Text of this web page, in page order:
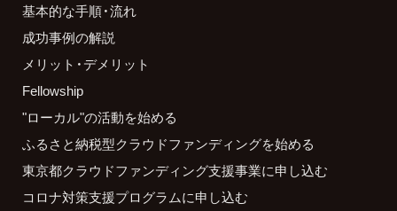
基本的な手順・流れ
成功事例の解説
メリット・デメリット
Fellowship
"ローカル"の活動を始める
ふるさと納税型クラウドファンディングを始める
東京都クラウドファンディング支援事業に申し込む
コロナ対策支援プログラムに申し込む